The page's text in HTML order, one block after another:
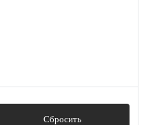
Сбросить